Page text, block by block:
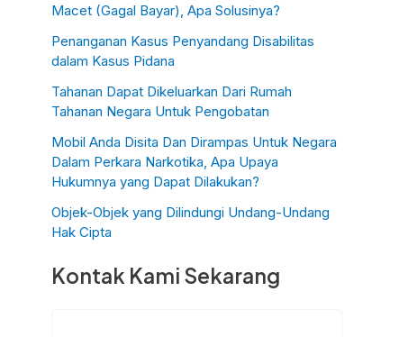
Macet (Gagal Bayar), Apa Solusinya?
Penanganan Kasus Penyandang Disabilitas
dalam Kasus Pidana
Tahanan Dapat Dikeluarkan Dari Rumah
Tahanan Negara Untuk Pengobatan
Mobil Anda Disita Dan Dirampas Untuk Negara
Dalam Perkara Narkotika, Apa Upaya
Hukumnya yang Dapat Dilakukan?
Objek-Objek yang Dilindungi Undang-Undang
Hak Cipta
Kontak Kami Sekarang